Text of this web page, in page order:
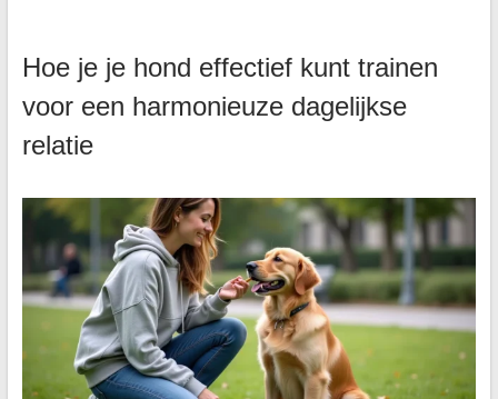
Hoe je je hond effectief kunt trainen
voor een harmonieuze dagelijkse
relatie